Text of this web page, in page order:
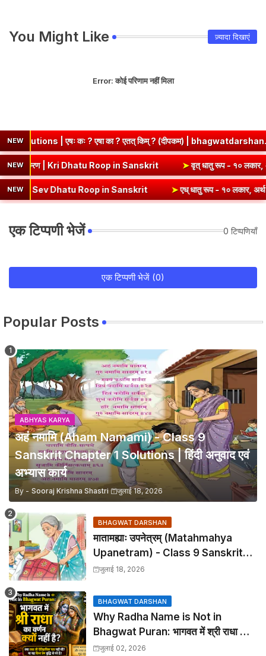
You Might Like ज़्यादा दिखाएं
Error:कोई परिणाम नहीं मिला
NEW
कः ? एषा का ? एतत् किम् ? (दीपकम) | bhagwatdarshan.com ➤
NEW
- १० लकार, अर्थ एवं व्याकरण | Kri Dhatu Roop in Sanskrit ➤वृत्
NEW
Dhatu Roop in Sanskrit ➤एध् धातु रूप - १० लकार, अर्थ एवं
एक टिप्पणी भेजें 0 टिप्पणियाँ
एक टिप्पणी भेजें (0)
Popular Posts
ABHYAS KARYA
अहं नमामि (Aham Namami) - Class 9
Sanskrit Chapter 1 Solutions | हिंदी अनुवाद एवं
अभ्यास कार्य
By - Sooraj Krishna Shastri जुलाई 18, 2026
BHAGWAT DARSHAN
मातामह्याः उपनेत्रम् (Matahmahya
Upanetram) - Class 9 Sanskrit
Chapter 2 Translation &
जुलाई 18, 2026
BHAGWAT DARSHAN
Why Radha Name is Not in
Bhagwat Puran: भागवत में श्री राधा का
वर्णन क्यों नहीं है?
जुलाई 02, 2026